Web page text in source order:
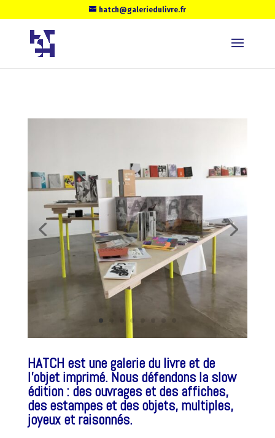
hatch@galeriedulivre.fr
HATCH est une galerie du livre et de
l’objet imprimé. Nous défendons la slow
édition : des ouvrages et des affiches,
des estampes et des objets, multiples,
joyeux et raisonnés.